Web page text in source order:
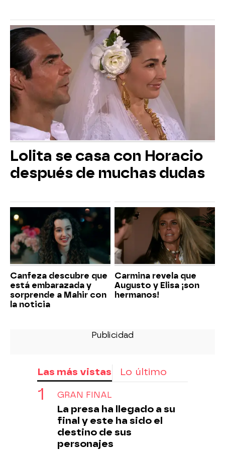
Lolita se casa con Horacio
después de muchas dudas
Canfeza descubre que
está embarazada y
sorprende a Mahir con
la noticia
Carmina revela que
Augusto y Elisa ¡son
hermanos!
Las más vistas Lo último
GRAN FINAL
La presa ha llegado a su
final y este ha sido el
destino de sus
personajes